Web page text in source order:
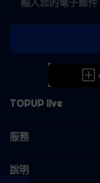
TOPUP live
服務
說明